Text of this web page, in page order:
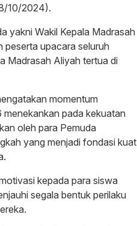
10/2024).
yakni Wakil Kepala Madrasah
peserta upacara seluruh
Madrasah Aliyah tertua di
momentum
pada kekuatan
oleh para Pemuda
yang menjadi fondasi kuat
kepada para siswa
segala bentuk perilaku